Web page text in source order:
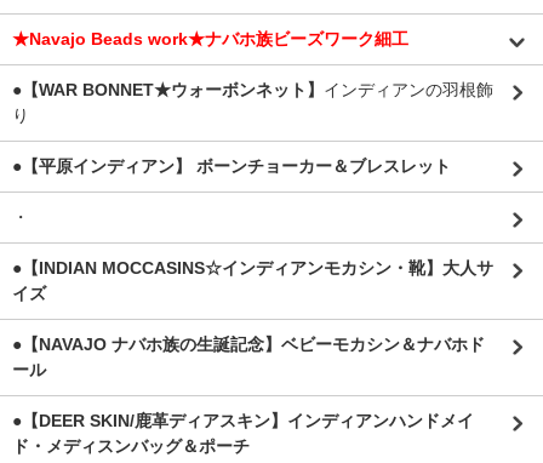
★Navajo Beads work★ナバホ族ビーズワーク細工
●【WAR BONNET★ウォーボンネット】 インディアンの羽根飾
り
●【平原インディアン】 ボーンチョーカー＆ブレスレット
・
●【INDIAN MOCCASINS☆インディアンモカシン・靴】大人サ
イズ
●【NAVAJO ナバホ族の生誕記念】ベビーモカシン＆ナバホド
ール
●【DEER SKIN/鹿革ディアスキン】インディアンハンドメイ
ド・メディスンバッグ＆ポーチ